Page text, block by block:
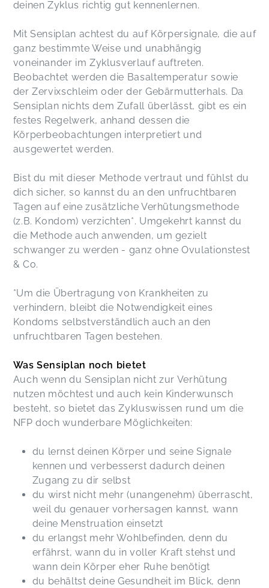
deinen Zyklus richtig gut kennenlernen.
Mit Sensiplan achtest du auf Körpersignale, die auf
ganz bestimmte Weise und unabhängig
voneinander im Zyklusverlauf auftreten.
Beobachtet werden die Basaltemperatur sowie
der Zervixschleim oder der Gebärmutterhals. Da
Sensiplan nichts dem Zufall überlässt, gibt es ein
festes Regelwerk, anhand dessen die
Körperbeobachtungen interpretiert und
ausgewertet werden.
Bist du mit dieser Methode vertraut und fühlst du
dich sicher, so kannst du an den unfruchtbaren
Tagen auf eine zusätzliche Verhütungsmethode
(z.B. Kondom) verzichten*. Umgekehrt kannst du
die Methode auch anwenden, um gezielt
schwanger zu werden - ganz ohne Ovulationstest
& Co.
*Um die Übertragung von Krankheiten zu
verhindern, bleibt die Notwendigkeit eines
Kondoms selbstverständlich auch an den
unfruchtbaren Tagen bestehen.
Was Sensiplan noch bietet
Auch wenn du Sensiplan nicht zur Verhütung
nutzen möchtest und auch kein Kinderwunsch
besteht, so bietet das Zykluswissen rund um die
NFP doch wunderbare Möglichkeiten:
du lernst deinen Körper und seine Signale
kennen und verbesserst dadurch deinen
Zugang zu dir selbst
du wirst nicht mehr (unangenehm) überrascht,
weil du genauer vorhersagen kannst, wann
deine Menstruation einsetzt
du erlangst mehr Wohlbefinden, denn du
erfährst, wann du in voller Kraft stehst und
wann dein Körper eher Ruhe benötigt
du behältst deine Gesundheit im Blick, denn